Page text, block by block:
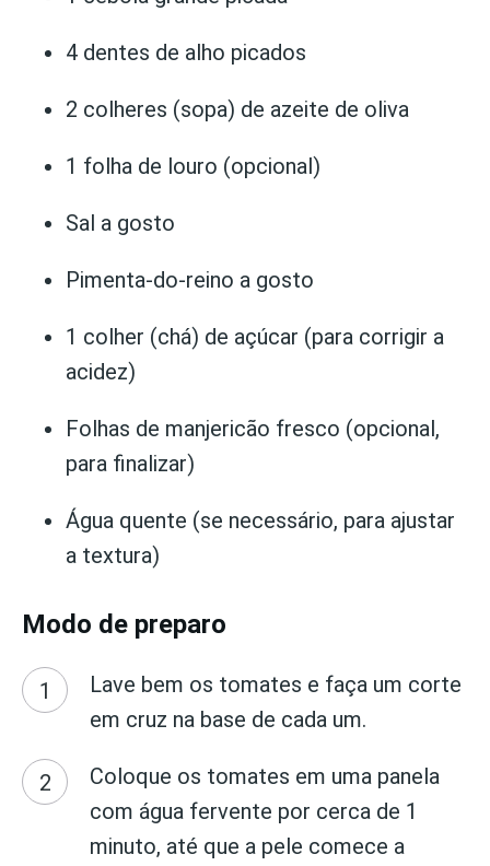
4 dentes de alho picados
2 colheres (sopa) de azeite de oliva
1 folha de louro (opcional)
Sal a gosto
Pimenta-do-reino a gosto
1 colher (chá) de açúcar (para corrigir a
acidez)
Folhas de manjericão fresco (opcional,
para finalizar)
Água quente (se necessário, para ajustar
a textura)
Modo de preparo
Lave bem os tomates e faça um corte
em cruz na base de cada um.
Coloque os tomates em uma panela
com água fervente por cerca de 1
minuto, até que a pele comece a